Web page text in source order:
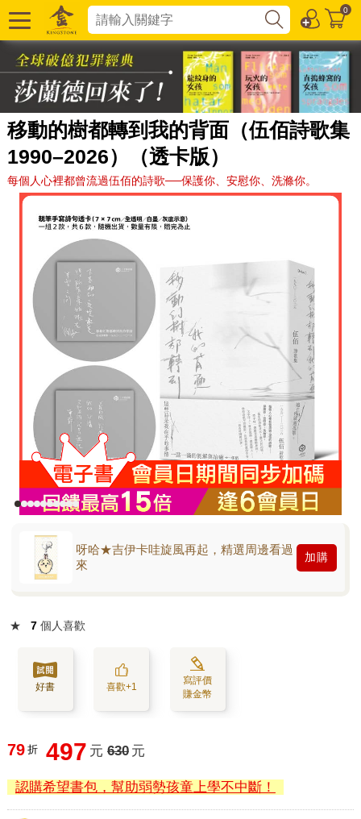
0
移動的樹都轉到我的背面（伍佰詩歌集
1990–2026）（透卡版）
每個人心裡都曾流過伍佰的詩歌──保護你、安慰你、洗滌你。
呀哈★吉伊卡哇旋風再起，精選周邊看過
來
加購
★ 7 個人喜歡
好書 喜歡+1
寫評價
賺金幣
79 折 497 元 630 元
認購希望書包，幫助弱勢孩童上學不中斷！